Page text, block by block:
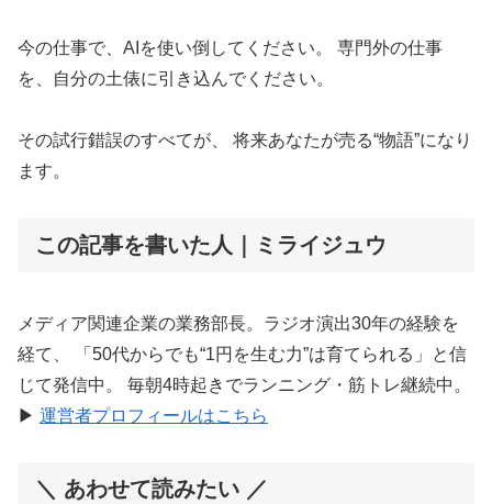
今の仕事で、AIを使い倒してください。 専門外の仕事
を、自分の土俵に引き込んでください。
その試行錯誤のすべてが、 将来あなたが売る“物語”になり
ます。
この記事を書いた人｜ミライジュウ
メディア関連企業の業務部長。ラジオ演出30年の経験を
経て、 「50代からでも“1円を生む力”は育てられる」と信
じて発信中。 毎朝4時起きでランニング・筋トレ継続中。
▶︎ 運営者プロフィールはこちら
＼ あわせて読みたい ／